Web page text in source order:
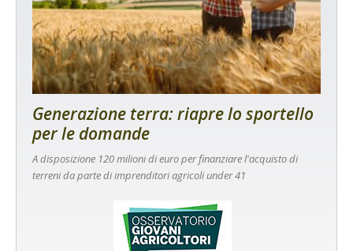
Generazione terra: riapre lo sportello
per le domande
A disposizione 120 milioni di euro per finanziare l'acquisto di
terreni da parte di imprenditori agricoli under 41